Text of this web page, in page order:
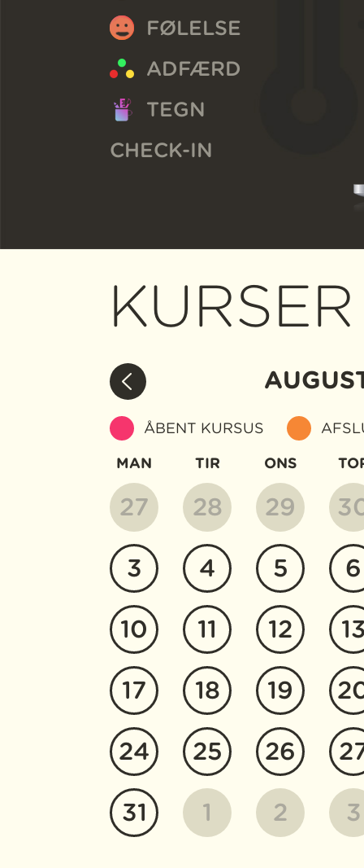
FØLELSE
ADFÆRD
TEGN
CHECK-IN
KURSER
ÅBENT KURSUS
MAN TIR ONS
27 28 29
3 4 5 6
10 11 12
17 18 19
24 25 26
31 1 2 3